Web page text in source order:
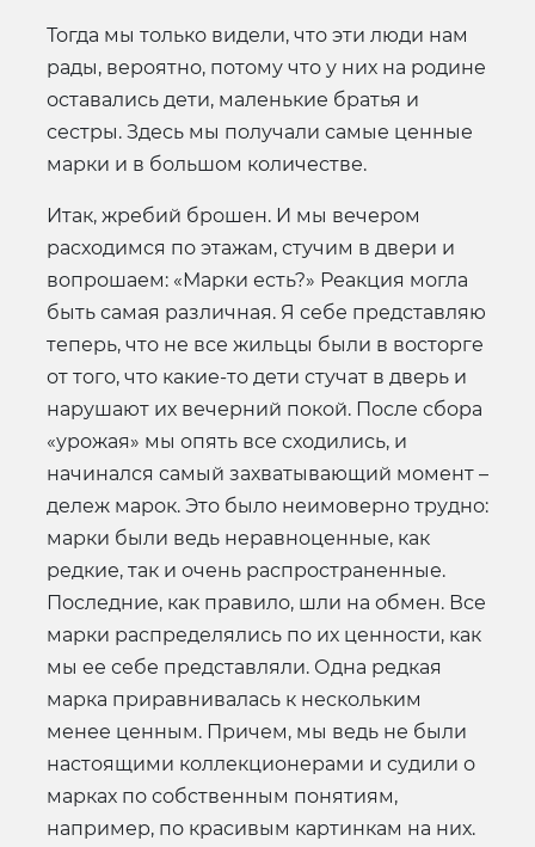
Тогда мы только видели, что эти люди нам
рады, вероятно, потому что у них на родине
оставались дети, маленькие братья и
сестры. Здесь мы получали самые ценные
марки и в большом количестве.
Итак, жребий брошен. И мы вечером
расходимся по этажам, стучим в двери и
вопрошаем: «Марки есть?» Реакция могла
быть самая различная. Я себе представляю
теперь, что не все жильцы были в восторге
от того, что какие-то дети стучат в дверь и
нарушают их вечерний покой. После сбора
«урожая» мы опять все сходились, и
начинался самый захватывающий момент –
дележ марок. Это было неимоверно трудно:
марки были ведь неравноценные, как
редкие, так и очень распространенные.
Последние, как правило, шли на обмен. Все
марки распределялись по их ценности, как
мы ее себе представляли. Одна редкая
марка приравнивалась к нескольким
менее ценным. Причем, мы ведь не были
настоящими коллекционерами и судили о
марках по собственным понятиям,
например, по красивым картинкам на них.